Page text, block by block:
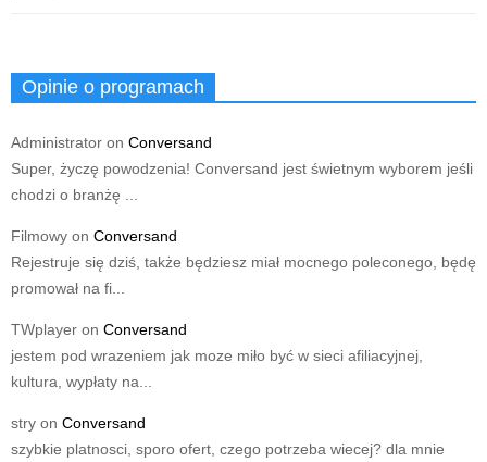
Opinie o programach
Administrator on Conversand
Super, życzę powodzenia! Conversand jest świetnym wyborem jeśli
chodzi o branżę ...
Filmowy on Conversand
Rejestruje się dziś, także będziesz miał mocnego poleconego, będę
promował na fi...
TWplayer on Conversand
jestem pod wrazeniem jak moze miło być w sieci afiliacyjnej,
kultura, wypłaty na...
stry on Conversand
szybkie platnosci, sporo ofert, czego potrzeba wiecej? dla mnie